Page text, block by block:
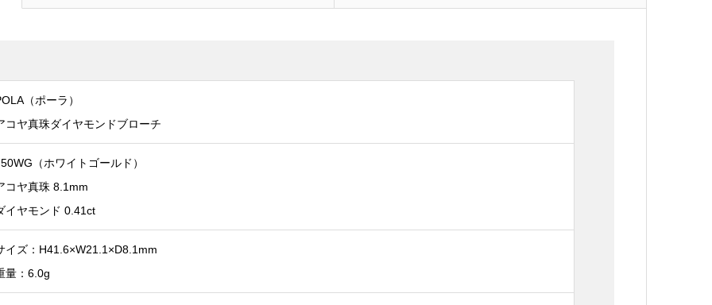
（ポーラ）
コヤ真珠ダイヤモンドブローチ
（ホワイトゴールド）
コヤ真珠 8.1mm
イヤモンド 0.41ct
イズ：H41.6×W21.1×D8.1mm
量：6.0g